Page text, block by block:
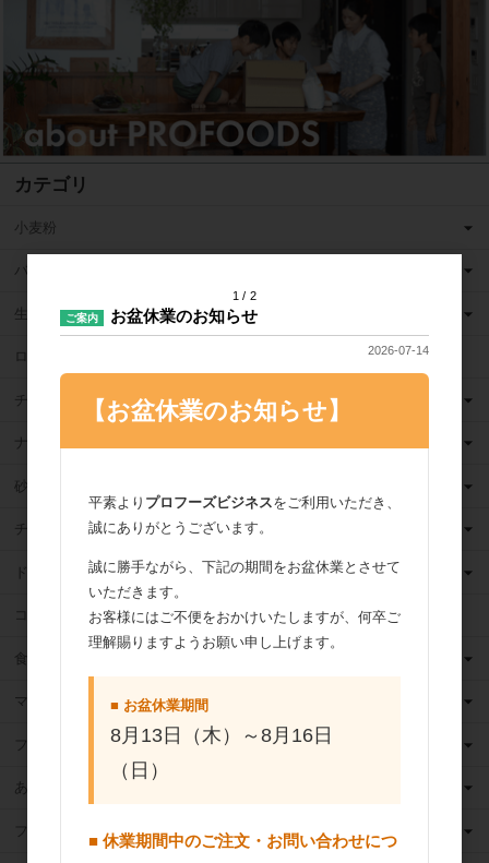
カテゴリ
小麦粉
バター
生クリーム
ロングライフ牛乳
チーズ
ナッツ
砂糖
チョコレート
ドライフルーツ
ココア
食用油
マーガリン
フィリング
あんこ
フルーツ（果物）缶詰
1 2
ご案内 お盆休業のお知らせ
2026-07-14
【お盆休業のお知らせ】
平素より プロフーズビジネスをご利用いただき、
誠にありがとうございます。
誠に勝手ながら、下記の期間をお盆休業とさせて
いただきます。
お客様にはご不便をおかけいたしますが、何卒ご
理解賜りますようお願い申し上げます。
■ お盆休業期間
8月13日（木）～8月16日
（日）
■ 休業期間中のご注文・お問い合わせにつ